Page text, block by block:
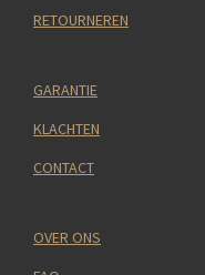
RETOURNEREN
GARANTIE
KLACHTEN
CONTACT
OVER ONS